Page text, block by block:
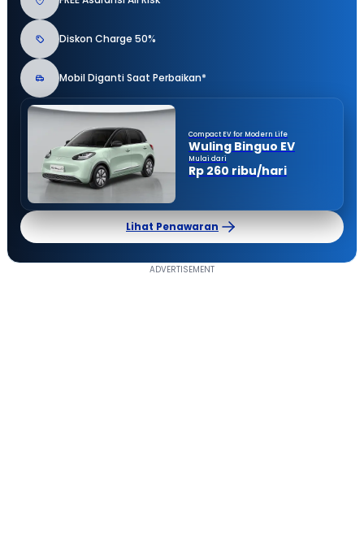
Diskon Charge 50%
Mobil Diganti Saat Perbaikan*
Compact EV for Modern Life
Wuling Binguo EV
Mulai dari
Rp 260 ribu/hari
Lihat Penawaran